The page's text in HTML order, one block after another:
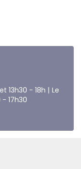
13h30 - 18h | Le
17h30